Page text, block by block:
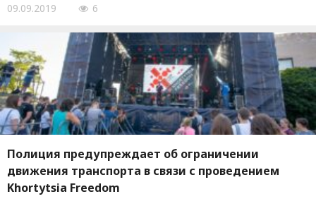
09.09.2019 6
Полиция предупреждает об ограничении
движения транспорта в связи с проведением
Khortytsia Freedom